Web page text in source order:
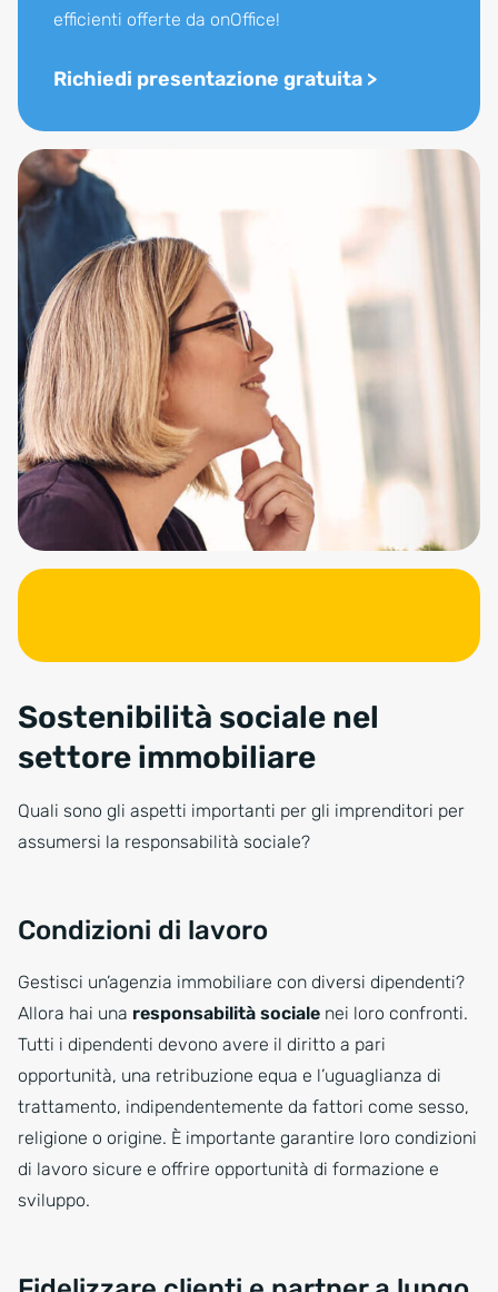
efficienti offerte da onOffice!
Richiedi presentazione gratuita >
Sostenibilità sociale nel
settore immobiliare
Quali sono gli aspetti importanti per gli imprenditori per
assumersi la responsabilità sociale?
Condizioni di lavoro
Gestisci un’agenzia immobiliare con diversi dipendenti?
Allora hai una responsabilità sociale nei loro confronti.
Tutti i dipendenti devono avere il diritto a pari
opportunità, una retribuzione equa e l’uguaglianza di
trattamento, indipendentemente da fattori come sesso,
religione o origine. È importante garantire loro condizioni
di lavoro sicure e offrire opportunità di formazione e
sviluppo.